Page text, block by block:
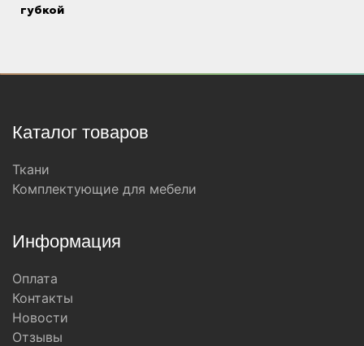
губкой
Каталог товаров
Ткани
Комплектующие для мебели
Информация
Оплата
Контакты
Новости
Отзывы